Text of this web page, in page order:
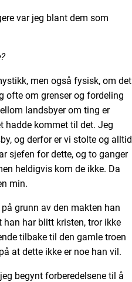
var jeg blant dem som
men også fysisk, om det
ofte om grenser og fordeling
landsbyer om ting er
hadde kommet til det. Jeg
og derfor er vi stolte og alltid
sjefen for dette, og to ganger
heldigvis kom de ikke. Da
min.
grunn av den makten han
har blitt kristen, tror ikke
tilbake til den gamle troen
at dette ikke er noe han vil.
begynt forberedelsene til å